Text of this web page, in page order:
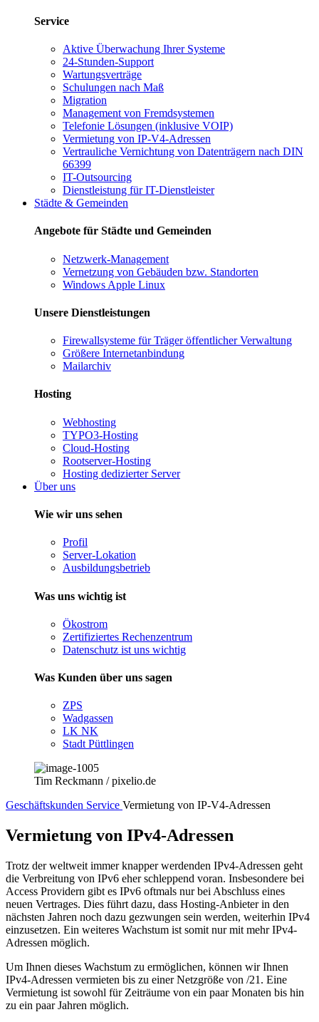
Service
Aktive Überwachung Ihrer Systeme
24-Stunden-Support
Wartungsverträge
Schulungen nach Maß
Migration
Management von Fremdsystemen
Telefonie Lösungen (inklusive VOIP)
Vermietung von IP-V4-Adressen
Vertrauliche Vernichtung von Datenträgern nach DIN
66399
IT-Outsourcing
Dienstleistung für IT-Dienstleister
Städte & Gemeinden
Angebote für Städte und Gemeinden
Netzwerk-Management
Vernetzung von Gebäuden bzw. Standorten
Windows Apple Linux
Unsere Dienstleistungen
Firewallsysteme für Träger öffentlicher Verwaltung
Größere Internetanbindung
Mailarchiv
Hosting
Webhosting
TYPO3-Hosting
Cloud-Hosting
Rootserver-Hosting
Hosting dedizierter Server
Über uns
Wie wir uns sehen
Profil
Server-Lokation
Ausbildungsbetrieb
Was uns wichtig ist
Ökostrom
Zertifiziertes Rechenzentrum
Datenschutz ist uns wichtig
Was Kunden über uns sagen
ZPS
Wadgassen
LK NK
Stadt Püttlingen
Tim Reckmann / pixelio.de
Geschäftskunden Service Vermietung von IP-V4-Adressen
Vermietung von IPv4-Adressen
Trotz der weltweit immer knapper werdenden IPv4-Adressen geht
die Verbreitung von IPv6 eher schleppend voran. Insbesondere bei
Access Providern gibt es IPv6 oftmals nur bei Abschluss eines
neuen Vertrages. Dies führt dazu, dass Hosting-Anbieter in den
nächsten Jahren noch dazu gezwungen sein werden, weiterhin IPv4
einzusetzen. Ein weiteres Wachstum ist somit nur mit mehr IPv4-
Adressen möglich.
Um Ihnen dieses Wachstum zu ermöglichen, können wir Ihnen
IPv4-Adressen vermieten bis zu einer Netzgröße von /21. Eine
Vermietung ist sowohl für Zeiträume von ein paar Monaten bis hin
zu ein paar Jahren möglich.